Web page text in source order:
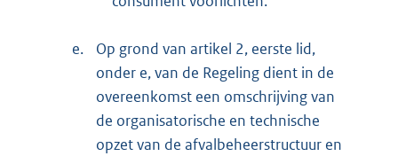
e.
Op grond van artikel 2, eerste lid,
onder e, van de Regeling dient in de
overeenkomst een omschrijving van
de organisatorische en technische
opzet van de afvalbeheerstructuur en